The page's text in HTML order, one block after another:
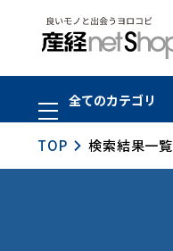
全てのカテゴリ
TOP 検索結果一覧